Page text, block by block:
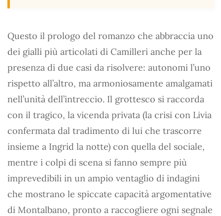
Questo il prologo del romanzo che abbraccia uno
dei gialli più articolati di Camilleri anche per la
presenza di due casi da risolvere: autonomi l’uno
rispetto all’altro, ma armoniosamente amalgamati
nell’unità dell’intreccio. Il grottesco si raccorda
con il tragico, la vicenda privata (la crisi con Livia
confermata dal tradimento di lui che trascorre
insieme a Ingrid la notte) con quella del sociale,
mentre i colpi di scena si fanno sempre più
imprevedibili in un ampio ventaglio di indagini
che mostrano le spiccate capacità argomentative
di Montalbano, pronto a raccogliere ogni segnale